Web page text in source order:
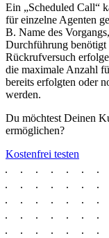
Ein „Scheduled Call“
für einzelne Agenten
B. Name des
Durchführung benötigt
Rückrufversuch
die maximale Anzahl
bereits erfolgten oder
werden.
Du möchtest Deinen
ermöglichen?
Kostenfrei testen